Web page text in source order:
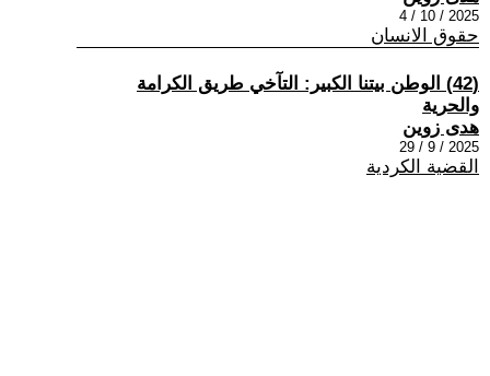
2025 / 10 / 4
حقوق الانسان
(42) الوطن بيتنا الكبير: التآخي طريق الكرامة
والحرية
هدى زوين
2025 / 9 / 29
القضية الكردية